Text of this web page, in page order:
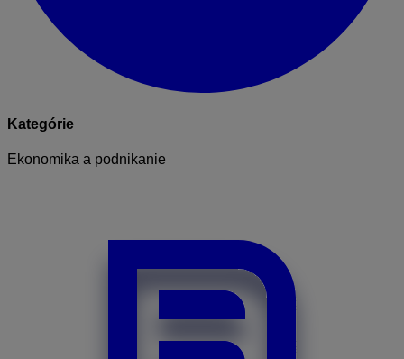
Kategórie
Ekonomika a podnikanie